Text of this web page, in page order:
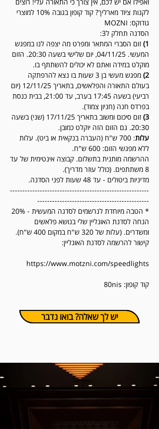
לקנות ציוד מארליך? קוד קופון בגובה 10% למוצרי
גודוקס: MOZNI
הסדנה תחלק ל3:
1) זום הסברי המתאר ומפרט מה יצפה לנו במפגש
המעשי. 04/11/25, יום שלישי בשעה 20:30. הזום
מוקלט במידה ואתם לא יכולים להשתתף בו.
2)
מפגש מעשי בן 3 שעות בו נצא להרפתקה
בעולם התאורה והפלאשים, בתאריך 12/11/25 (יום
רביעי) בשעה 17:45 בערב, עד 21:00, בבית כנסת
בפרדס חנה (חניון צמוד).
3)
זום סיכום ומשוב בתאריך 17/11/25 (שני) בשעה
20:30. גם הזום הזה יוקלט כמובן.
עלות
: 700 ש"ח (העברה בנקאית או ביט). עלות
ללא מפגשי הזום: 600 ש"ח.
ההרשמה מותנית בתשלום. קבוצה אינטימית של עד
8 משתתפים. (כולל עוזר מדריך).
מדיניות ביטולים - עד 48 שעות לפני הסדנה.
--------------------------------------------------------
---------------------------------------------
* הטבה מיוחדת לנרשמים לסדנה המעשית - 20%
הנחה לסדנת האונליין שלי בנושא פלאשים
ומשדרים. (עלות של 320 ש"ח במקום 400 ש"ח).
קישור להרשמה לסדנת האונליין:
https://www.motzni.com/speedlights
קוד קופון: 80nis
יש לך שאלה? בואו נדבר